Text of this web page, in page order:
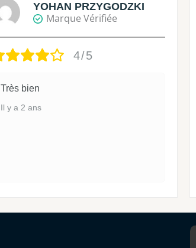
YOHAN PRZYGODZKI
Marque Vérifiée
4/5
Très bien
Il y a 2 ans